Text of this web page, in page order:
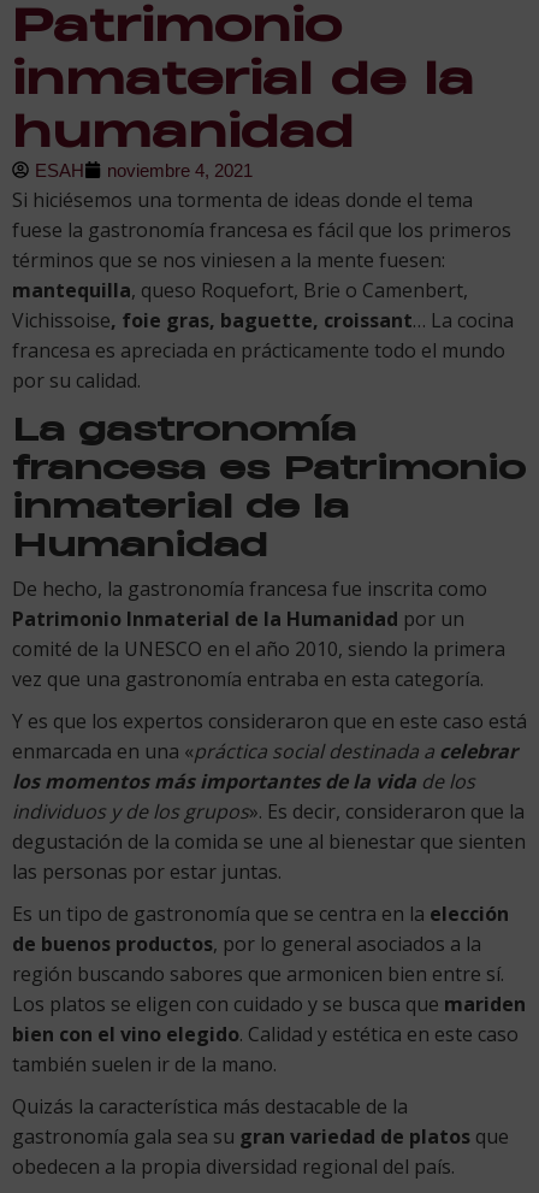
Patrimonio
inmaterial de la
humanidad
ESAH noviembre 4, 2021
Si hiciésemos una tormenta de ideas donde el tema
fuese la gastronomía francesa es fácil que los primeros
términos que se nos viniesen a la mente fuesen:
mantequilla, queso Roquefort, Brie o Camenbert,
Vichissoise, foie gras, baguette, croissant… La cocina
francesa es apreciada en prácticamente todo el mundo
por su calidad.
La gastronomía
francesa es Patrimonio
inmaterial de la
Humanidad
De hecho, la gastronomía francesa fue inscrita como
Patrimonio Inmaterial de la Humanidad por un
comité de la UNESCO en el año 2010, siendo la primera
vez que una gastronomía entraba en esta categoría.
Y es que los expertos consideraron que en este caso está
enmarcada en una «práctica social destinada a celebrar
los momentos más importantes de la vida de los
individuos y de los grupos». Es decir, consideraron que la
degustación de la comida se une al bienestar que sienten
las personas por estar juntas.
Es un tipo de gastronomía que se centra en la elección
de buenos productos, por lo general asociados a la
región buscando sabores que armonicen bien entre sí.
Los platos se eligen con cuidado y se busca que mariden
bien con el vino elegido. Calidad y estética en este caso
también suelen ir de la mano.
Quizás la característica más destacable de la
gastronomía gala sea su gran variedad de platos que
obedecen a la propia diversidad regional del país.